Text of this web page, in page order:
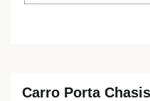
Carro Porta